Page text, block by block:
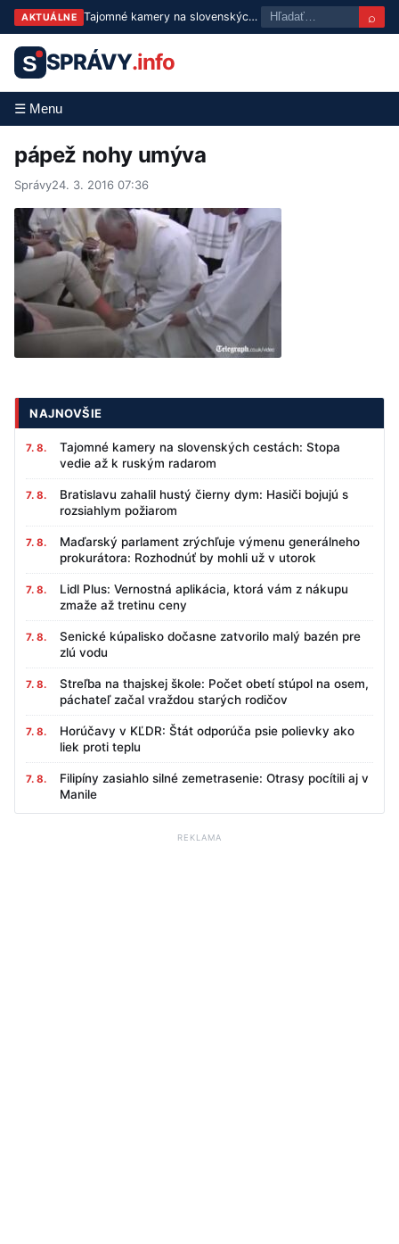
AKTUÁLNE Tajomné kamery na slovenských cestách: Stopa vedie až k ruským radarom ⌕
S SPRÁVY.info
☰ Menu
pápež nohy umýva
Správy24. 3. 2016 07:36
NAJNOVŠIE
7. 8.
Tajomné kamery na slovenských cestách: Stopa
vedie až k ruským radarom
7. 8.
Bratislavu zahalil hustý čierny dym: Hasiči bojujú s
rozsiahlym požiarom
7. 8.
Maďarský parlament zrýchľuje výmenu generálneho
prokurátora: Rozhodnúť by mohli už v utorok
7. 8.
Lidl Plus: Vernostná aplikácia, ktorá vám z nákupu
zmaže až tretinu ceny
7. 8.
Senické kúpalisko dočasne zatvorilo malý bazén pre
zlú vodu
7. 8.
Streľba na thajskej škole: Počet obetí stúpol na osem,
páchateľ začal vraždou starých rodičov
7. 8.
Horúčavy v KĽDR: Štát odporúča psie polievky ako
liek proti teplu
7. 8.
Filipíny zasiahlo silné zemetrasenie: Otrasy pocítili aj v
Manile
REKLAMA